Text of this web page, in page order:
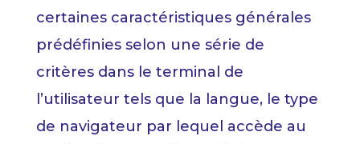
certaines caractéristiques générales
prédéfinies selon une série de
critères dans le terminal de
l’utilisateur tels que la langue, le type
de navigateur par lequel accède au